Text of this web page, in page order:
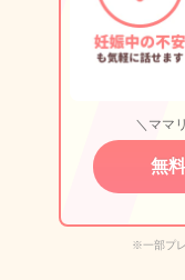
＼ママ
無
※一部プ